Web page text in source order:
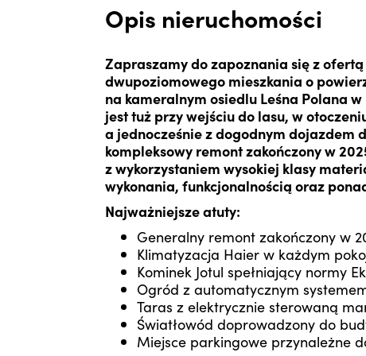
Opis nieruchomości
Zapraszamy do zapoznania się z
dwupoziomowego mieszkania o
na kameralnym osiedlu Leśna Polana
jest tuż przy wejściu do lasu, w
a jednocześnie z dogodnym dojazdem
kompleksowy remont zakończony w
z wykorzystaniem wysokiej klasy
wykonania, funkcjonalnością oraz
Najważniejsze atuty:
Generalny remont zakończony w
Klimatyzacja Haier w każdym
Kominek Jotul spełniający normy
Ogród z automatycznym
Taras z elektrycznie sterowaną
Światłowód doprowadzony do
Miejsce parkingowe przynależne